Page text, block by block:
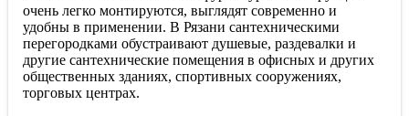
очень легко монтируются, выглядят современно и
удобны в применении. В Рязани сантехническими
перегородками обустраивают душевые, раздевалки и
другие сантехнические помещения в офисных и других
общественных зданиях, спортивных сооружениях,
торговых центрах.